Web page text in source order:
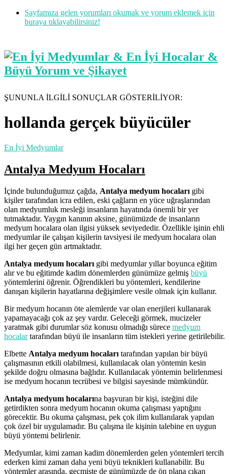
Sayfamıza gelen yorumları okumak ve yorum eklemek için
buraya tıklayabilirsiniz!
ŞUNUNLA İLGİLİ SONUÇLAR GÖSTERİLİYOR:
hollanda gerçek büyücüler
En İyi Medyumlar
Antalya Medyum Hocaları
İçinde bulunduğumuz çağda, Antalya medyum hocaları gibi
kişiler tarafından icra edilen, eski çağların en yüce uğraşlarından
olan medyumluk mesleği insanların hayatında önemli bir yer
tutmaktadır. Yaygın kanının aksine, günümüzde de insanların
medyum hocalara olan ilgisi yüksek seviyededir. Özellikle işinin ehli
medyumlar ile çalışan kişilerin tavsiyesi ile medyum hocalara olan
ilgi her geçen gün artmaktadır.
Antalya medyum hocaları gibi medyumlar yıllar boyunca eğitim
alır ve bu eğitimde kadim dönemlerden günümüze gelmiş büyü
yöntemlerini öğrenir. Öğrendikleri bu yöntemleri, kendilerine
danışan kişilerin hayatlarına değişimlere vesile olmak için kullanır.
Bir medyum hocanın öte alemlerde var olan enerjileri kullanarak
yapamayacağı çok az şey vardır. Geleceği görmek, mucizeler
yaratmak gibi durumlar söz konusu olmadığı sürece medyum
hocalartarafından büyü ile insanların tüm istekleri yerine getirilebilir.
Elbette Antalya medyum hocaları tarafından yapılan bir büyü
çalışmasının etkili olabilmesi, kullanılacak olan yöntemin kesin
şekilde doğru olmasına bağlıdır. Kullanılacak yöntemin belirlenmesi
ise medyum hocanın tecrübesi ve bilgisi sayesinde mümkündür.
Antalya medyum hocalarına başvuran bir kişi, isteğini dile
getirdikten sonra medyum hocanın okuma çalışması yaptığını
görecektir. Bu okuma çalışması, pek çok ilim kullanılarak yapılan
çok özel bir uygulamadır. Bu çalışma ile kişinin talebine en uygun
büyü yöntemi belirlenir.
Medyumlar, kimi zaman kadim dönemlerden gelen yöntemleri tercih
ederken kimi zaman daha yeni büyü teknikleri kullanabilir. Bu
yöntemler arasında, geçmişte de günümüzde de ön plana çıkan